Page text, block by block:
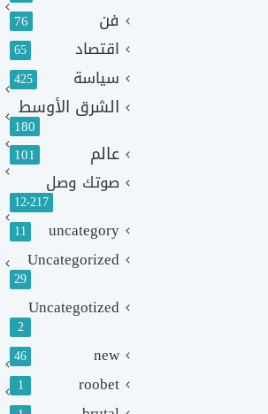
فن 76
اقتصاد 65
سياسة 425
الشرق الأوسط
180
عالم 101
صوتك وصل
12٬217
uncategory
11
Uncategorized
29
Uncategotized
2
new
46
roobet
1